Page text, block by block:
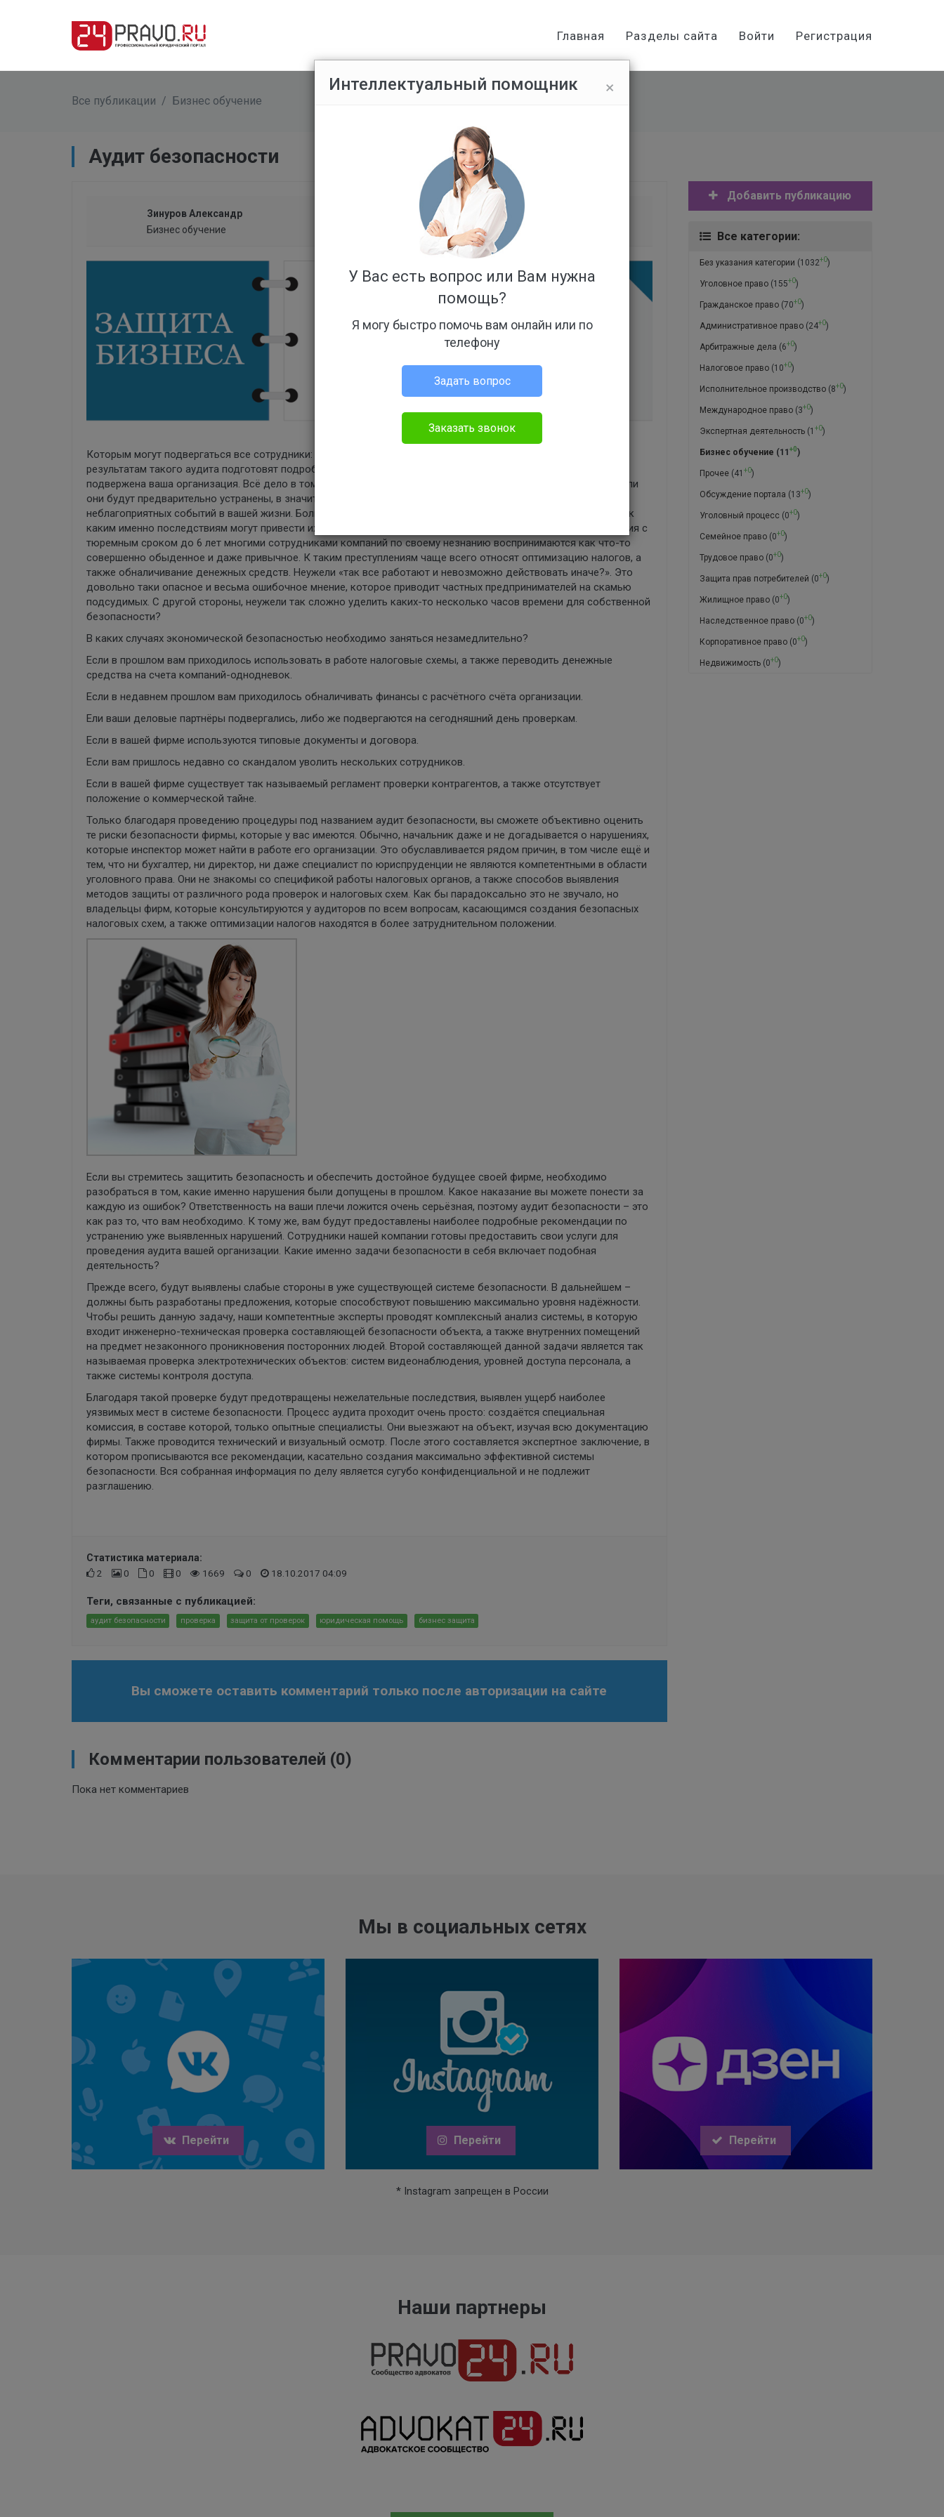
Главная Разделы сайта Войти Регистрация
Все публикации / Бизнес обучение
Аудит безопасности
Зинуров Александр
Бизнес обучение
Которым могут подвергаться все сотрудники: от бухгалтера до директора. Наши компетентные юристы по
результатам такого аудита подготовят подробный отчёт, в котором будут указаны все риски, которым
подвержена ваша организация. Всё дело в том, что для разных фирм существуют разные угрозы, и только если
они будут предварительно устранены, в значительной степени минимизируете риски развития довольно
неблагоприятных событий в вашей жизни. Большинство предпринимателей даже не осознают и не понимают, к
каким именно последствиям могут привести их активные действия. Даже те уголовно наказуемые преступления с
тюремным сроком до 6 лет многими сотрудниками компаний по своему незнанию воспринимаются как что-то
совершенно обыденное и даже привычное. К таким преступлениям чаще всего относят оптимизацию налогов, а
также обналичивание денежных средств. Неужели «так все работают и невозможно действовать иначе?». Это
довольно таки опасное и весьма ошибочное мнение, которое приводит частных предпринимателей на скамью
подсудимых. С другой стороны, неужели так сложно уделить каких-то несколько часов времени для собственной
безопасности?
В каких случаях экономической безопасностью необходимо заняться незамедлительно?
Если в прошлом вам приходилось использовать в работе налоговые схемы, а также переводить денежные
средства на счета компаний-однодневок.
Если в недавнем прошлом вам приходилось обналичивать финансы с расчётного счёта организации.
Ели ваши деловые партнёры подвергались, либо же подвергаются на сегодняшний день проверкам.
Если в вашей фирме используются типовые документы и договора.
Если вам пришлось недавно со скандалом уволить нескольких сотрудников.
Если в вашей фирме существует так называемый регламент проверки контрагентов, а также отсутствует
положение о коммерческой тайне.
Только благодаря проведению процедуры под названием аудит безопасности, вы сможете объективно оценить
те риски безопасности фирмы, которые у вас имеются. Обычно, начальник даже и не догадывается о нарушениях,
которые инспектор может найти в работе его организации. Это обуславливается рядом причин, в том числе ещё и
тем, что ни бухгалтер, ни директор, ни даже специалист по юриспруденции не являются компетентными в области
уголовного права. Они не знакомы со спецификой работы налоговых органов, а также способов выявления
методов защиты от различного рода проверок и налоговых схем. Как бы парадоксально это не звучало, но
владельцы фирм, которые консультируются у аудиторов по всем вопросам, касающимся создания безопасных
налоговых схем, а также оптимизации налогов находятся в более затруднительном положении.
Если вы стремитесь защитить безопасность и обеспечить достойное будущее своей фирме, необходимо
разобраться в том, какие именно нарушения были допущены в прошлом. Какое наказание вы можете понести за
каждую из ошибок? Ответственность на ваши плечи ложится очень серьёзная, поэтому аудит безопасности – это
как раз то, что вам необходимо. К тому же, вам будут предоставлены наиболее подробные рекомендации по
устранению уже выявленных нарушений. Сотрудники нашей компании готовы предоставить свои услуги для
проведения аудита вашей организации. Какие именно задачи безопасности в себя включает подобная
деятельность?
Прежде всего, будут выявлены слабые стороны в уже существующей системе безопасности. В дальнейшем –
должны быть разработаны предложения, которые способствуют повышению максимально уровня надёжности.
Чтобы решить данную задачу, наши компетентные эксперты проводят комплексный анализ системы, в которую
входит инженерно-техническая проверка составляющей безопасности объекта, а также внутренних помещений
на предмет незаконного проникновения посторонних людей. Второй составляющей данной задачи является так
называемая проверка электротехнических объектов: систем видеонаблюдения, уровней доступа персонала, а
также системы контроля доступа.
Благодаря такой проверке будут предотвращены нежелательные последствия, выявлен ущерб наиболее
уязвимых мест в системе безопасности. Процесс аудита проходит очень просто: создаётся специальная
комиссия, в составе которой, только опытные специалисты. Они выезжают на объект, изучая всю документацию
фирмы. Также проводится технический и визуальный осмотр. После этого составляется экспертное заключение, в
котором прописываются все рекомендации, касательно создания максимально эффективной системы
безопасности. Вся собранная информация по делу является сугубо конфиденциальной и не подлежит
разглашению.
Статистика материала:
2
0 0 0 1669 0 18.10.2017 04:09
Теги, связанные с публикацией:
аудит безопасности проверка защита от проверок юридическая помощь бизнес защита
Вы сможете оставить комментарий только после авторизации на сайте
Комментарии пользователей (0)
Пока нет комментариев
Добавить публикацию
Все категории:
Без указания категории (1032+0)
Уголовное право(155+0)
Гражданское право(70+0)
Административное право(24+0)
Арбитражные дела (6+0)
Налоговое право(10+0)
Исполнительное производство(8+0)
Международное право(3+0)
Экспертная деятельность(1 +0)
Бизнес обучение (11 +0)
Прочее(41 +0)
Обсуждение портала (13+0)
Уголовный процесс (0+0)
Семейное право(0+0)
Трудовое право(0+0)
Защита прав потребителей (0+0)
Жилищное право(0+0)
Наследственное право(0+0)
Корпоративное право(0+0)
Недвижимость(0+0)
Мы в социальных сетях
Перейти Перейти
* Instagram запрещен в России
Перейти
Наши партнеры
×
Интеллектуальный помощник
У Вас есть вопрос или Вам нужна
помощь?
Я могу быстро помочь вам онлайн или по
телефону
Задать вопрос
Заказать звонок